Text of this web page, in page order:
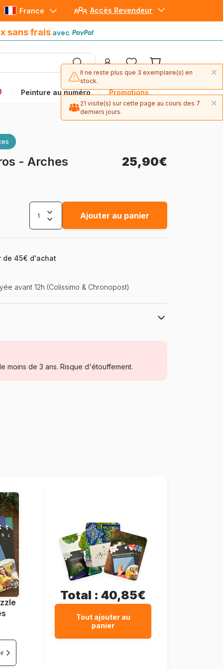
Accès Revendeur
France
sans frais avec
Peinture au numéro Promotions
avec Paypal
- Arches 25,90€
Ajouter au panier
de 45€ d'achat
avant 12h (Colissimo & Chronopost)
Puzzle pour Adultes (500 à 48.000
moins de 3 ans. Risque d'étouffement.
Total : 40,85€
Tout ajouter au
panier
×
Il ne reste plus que 3 exemplaire(s) en
stock.
×
21 visite(s) sur cette page au cours des 7
derniers jours.